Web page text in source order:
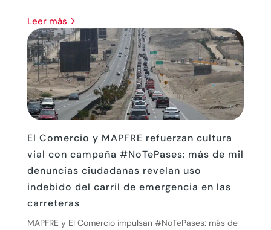
leer más
El Comercio y MAPFRE refuerzan cultura
vial con campaña #NoTePases: más de mil
denuncias ciudadanas revelan uso
indebido del carril de emergencia en las
carreteras
MAPFRE y El Comercio impulsan #NoTePases: más de